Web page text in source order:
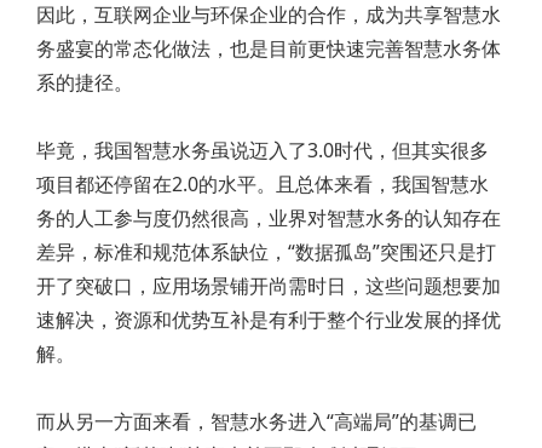
因此，互联网企业与环保企业的合作，成为共享智慧水
务盛宴的常态化做法，也是目前更快速完善智慧水务体
系的捷径。
毕竟，我国智慧水务虽说迈入了3.0时代，但其实很多
项目都还停留在2.0的水平。且总体来看，我国智慧水
务的人工参与度仍然很高，业界对智慧水务的认知存在
差异，标准和规范体系缺位，“数据孤岛”突围还只是打
开了突破口，应用场景铺开尚需时日，这些问题想要加
速解决，资源和优势互补是有利于整个行业发展的择优
解。
而从另一方面来看，智慧水务进入“高端局”的基调已